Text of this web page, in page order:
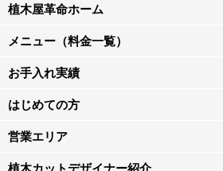
植木屋革命ホーム
メニュー（料金一覧）
お手入れ実績
はじめての方
営業エリア
植木カットデザイナー紹介